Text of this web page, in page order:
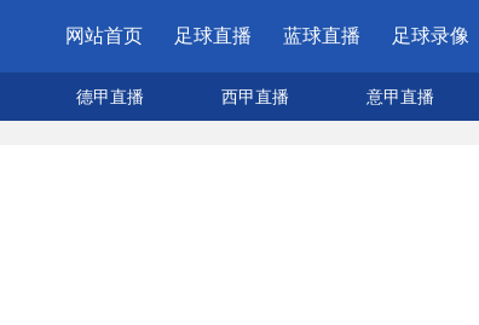
网站首页 足球直播 蓝球直播 足球录像
德甲直播 西甲直播 意甲直播